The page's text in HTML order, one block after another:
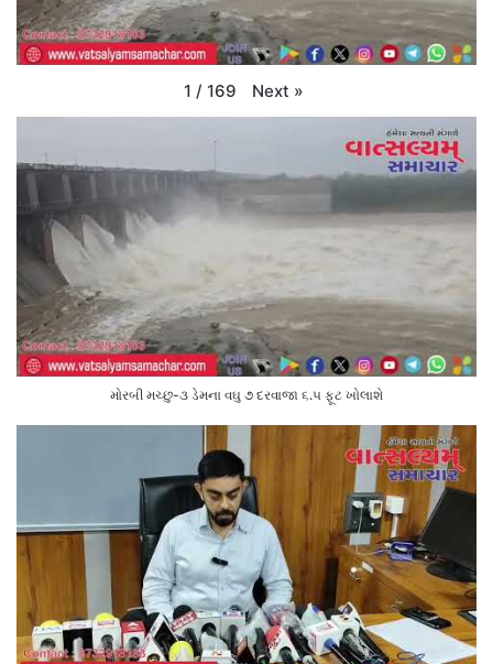
1 / 169 Next »
મોરબી મચ્છુ-૩ ડેમના વઘુ ૭ દરવાજા ૬.૫ ફૂટ ખોલાશે